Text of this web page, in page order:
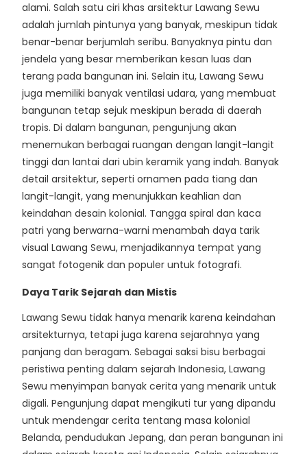
alami. Salah satu ciri khas arsitektur Lawang Sewu
adalah jumlah pintunya yang banyak, meskipun tidak
benar-benar berjumlah seribu. Banyaknya pintu dan
jendela yang besar memberikan kesan luas dan
terang pada bangunan ini. Selain itu, Lawang Sewu
juga memiliki banyak ventilasi udara, yang membuat
bangunan tetap sejuk meskipun berada di daerah
tropis. Di dalam bangunan, pengunjung akan
menemukan berbagai ruangan dengan langit-langit
tinggi dan lantai dari ubin keramik yang indah. Banyak
detail arsitektur, seperti ornamen pada tiang dan
langit-langit, yang menunjukkan keahlian dan
keindahan desain kolonial. Tangga spiral dan kaca
patri yang berwarna-warni menambah daya tarik
visual Lawang Sewu, menjadikannya tempat yang
sangat fotogenik dan populer untuk fotografi.
Daya Tarik Sejarah dan Mistis
Lawang Sewu tidak hanya menarik karena keindahan
arsitekturnya, tetapi juga karena sejarahnya yang
panjang dan beragam. Sebagai saksi bisu berbagai
peristiwa penting dalam sejarah Indonesia, Lawang
Sewu menyimpan banyak cerita yang menarik untuk
digali. Pengunjung dapat mengikuti tur yang dipandu
untuk mendengar cerita tentang masa kolonial
Belanda, pendudukan Jepang, dan peran bangunan ini